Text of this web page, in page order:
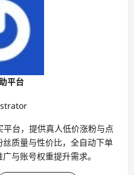
平台
台，提供真人低价涨粉与点
质量与性价比，全自动下单
与账号权重提升需求。